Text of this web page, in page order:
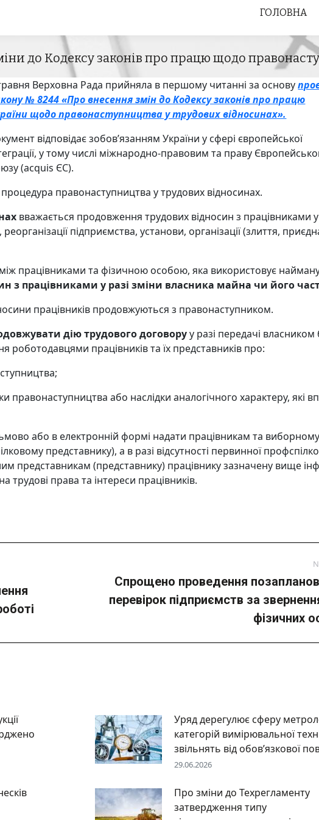
ГОЛОВНА
до Кодексу законів про працю щодо
Верховна Рада прийняла в першому читанні за основу
№ 8244 «Про внесення змін до Кодексу законів про працю
щодо правонаступництва у трудових відносинах».
відповідає зобов’язанням України у сфері європейської
у тому числі міжнародно-правовим та праву
(acquis ЄС).
правонаступництва у трудових відносинах.
вважається продовження трудових відносин з працівниками у
підприємства, установи, організації (злиття,
працівниками та фізичною особою, яка використовує
з працівниками у разі зміни власника майна чи його
працівників продовжуються з правонаступником.
дію трудового договоруу разі передачі власником
роботодавцями працівників та їх представників про:
правонаступництва або наслідки аналогічного характеру, які
або в електронній формі надати працівникам та
представнику), а в разі відсутності первинної
представникам (представнику) працівнику зазначену вище
трудові права та інтереси працівників.
Спрощено проведення
перевірок підприємств за
фізичних
Уряд дерегулює сферу
категорій вимірювальної
звільнять від обов’язкової
29.06.2026
Про зміни до Техрегламенту
затвердження типу
ГОЛОВНА